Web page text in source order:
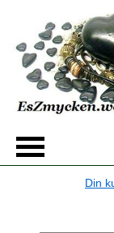
Din